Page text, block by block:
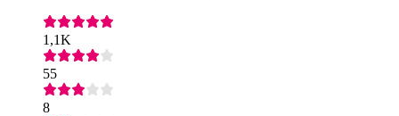
1,1K
55
8